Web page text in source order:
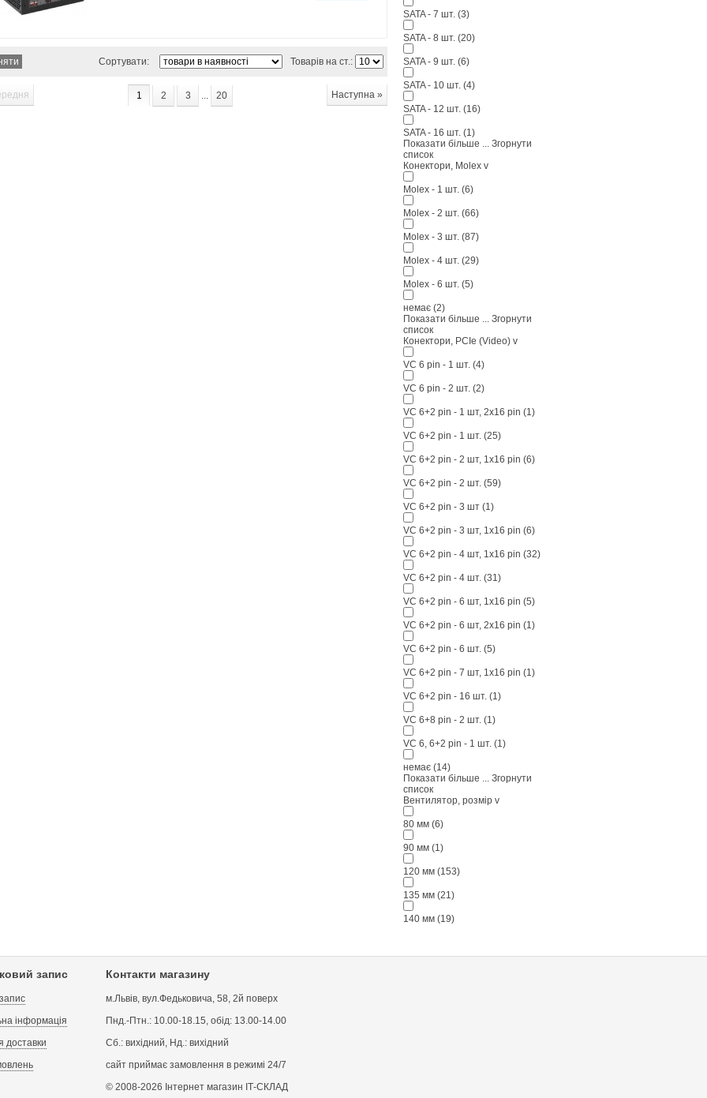
Товарів на ст.:
Сортувати:
1 2 3 ... 20 Наступна »
SATA - 7 шт. (3)
SATA - 8 шт. (20)
SATA - 9 шт. (6)
SATA - 10 шт. (4)
SATA - 12 шт. (16)
SATA - 16 шт. (1)
Показати більше ... Згорнути
список
Конектори, Molex v
Molex - 1 шт. (6)
Molex - 2 шт. (66)
Molex - 3 шт. (87)
Molex - 4 шт. (29)
Molex - 6 шт. (5)
немає (2)
Показати більше ... Згорнути
список
Конектори, PCIe (Video) v
VC 6 pin - 1 шт. (4)
VC 6 pin - 2 шт. (2)
VC 6+2 pin - 1 шт, 2х16 pin (1)
VC 6+2 pin - 1 шт. (25)
VC 6+2 pin - 2 шт, 1х16 pin (6)
VC 6+2 pin - 2 шт. (59)
VC 6+2 pin - 3 шт (1)
VC 6+2 pin - 3 шт, 1х16 pin (6)
VC 6+2 pin - 4 шт, 1х16 pin (32)
VC 6+2 pin - 4 шт. (31)
VC 6+2 pin - 6 шт, 1х16 pin (5)
VC 6+2 pin - 6 шт, 2х16 pin (1)
VC 6+2 pin - 6 шт. (5)
VC 6+2 pin - 7 шт, 1х16 pin (1)
VC 6+2 pin - 16 шт. (1)
VC 6+8 pin - 2 шт. (1)
VC 6, 6+2 pin - 1 шт. (1)
немає (14)
Показати більше ... Згорнути
список
Вентилятор, розмір v
80 мм (6)
90 мм (1)
120 мм (153)
135 мм (21)
140 мм (19)
запис
інформація
доставки
Контакти магазину
м.Львів, вул.Федьковича, 58, 2й поверх
Пнд.-Птн.: 10.00-18.15, обід: 13.00-14.00
Сб.: вихідний, Нд.: вихідний
сайт приймає замовлення в режимі 24/7
© 2008-2026 Інтернет магазин ІТ-СКЛАД